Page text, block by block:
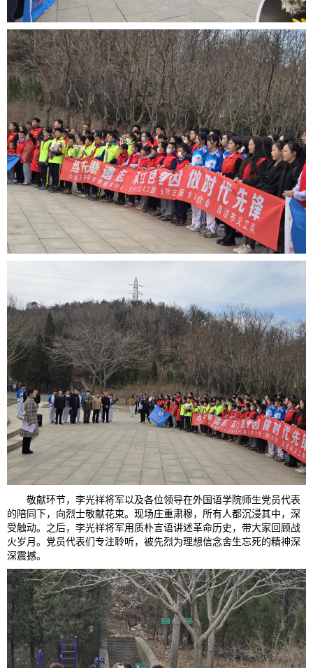
敬献环节，李光祥将军以及各位领导在外国语学院师生党员代表
的陪同下，向烈士敬献花束。现场庄重肃穆，所有人都沉浸其中，深
受触动。之后，李光祥将军用质朴言语讲述革命历史，带大家回顾战
火岁月。党员代表们专注聆听，被先烈为理想信念舍生忘死的精神深
深震撼。